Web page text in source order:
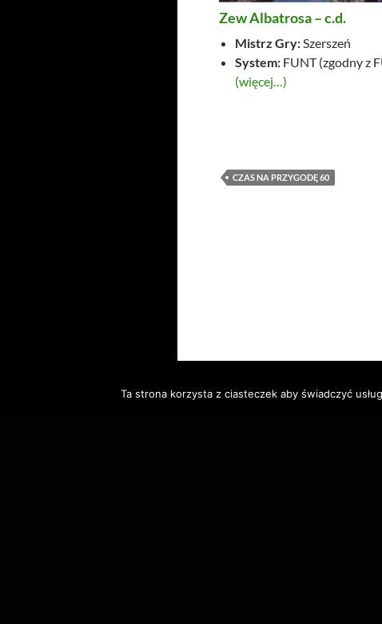
Zew Albatrosa – c.d.
Mistrz Gry:Szerszeń
System:FUNT (zgodny z
(więcej…)
CZAS NA PRZYGODĘ 60
Ta strona korzysta z ciasteczek aby świadczyć